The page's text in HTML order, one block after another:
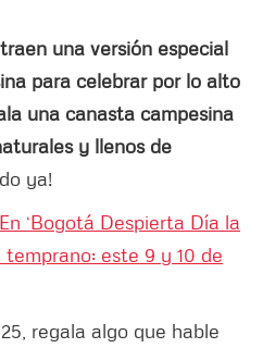
traen una versión especial
para celebrar por lo alto
una canasta campesina
y llenos de
ya!
En ‘Bogotá Despierta Día la
temprano: este 9 y 10 de
regala algo que hable